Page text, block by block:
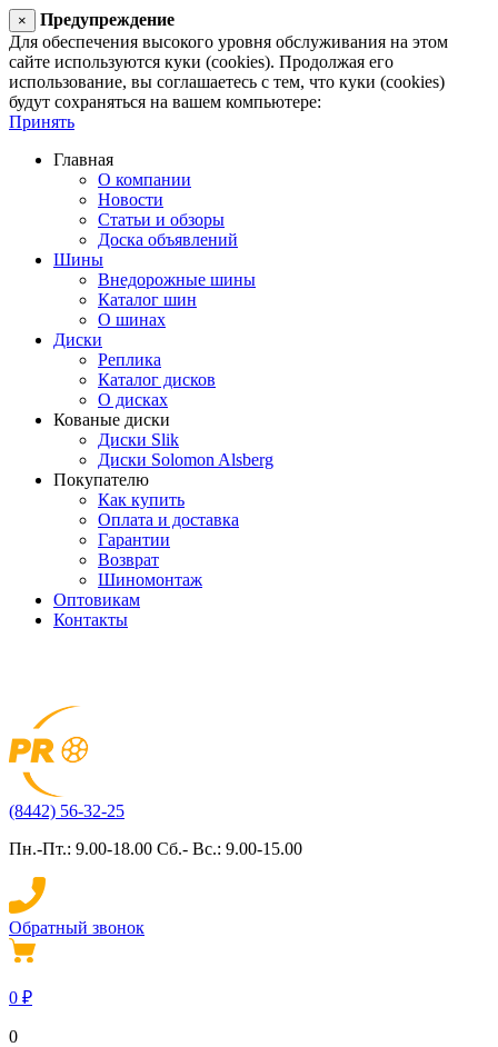
×
Предупреждение
Для обеспечения высокого уровня обслуживания на этом
сайте используются куки (cookies). Продолжая его
использование, вы соглашаетесь с тем, что куки (cookies)
будут сохраняться на вашем компьютере:
Принять
Главная
О компании
Новости
Статьи и обзоры
Доска объявлений
Шины
Внедорожные шины
Каталог шин
О шинах
Диски
Реплика
Каталог дисков
О дисках
Кованые диски
Диски Slik
Диски Solomon Alsberg
Покупателю
Как купить
Оплата и доставка
Гарантии
Возврат
Шиномонтаж
Оптовикам
Контакты
(8442) 56-32-25
Пн.-Пт.: 9.00-18.00 Сб.- Вс.: 9.00-15.00
Обратный звонок
0 ₽
0